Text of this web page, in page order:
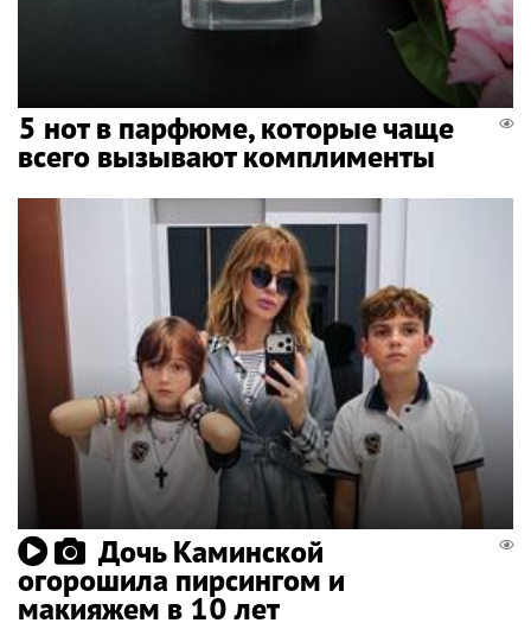
5 нот в парфюме, которые чаще
всего вызывают комплименты
Дочь Каминской
огорошила пирсингом и
макияжем в 10 лет